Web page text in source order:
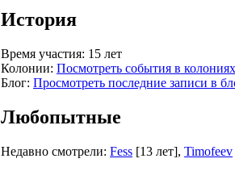
История
Время участия: 15 лет
Колонии: Посмотреть события в колониях
Блог: Просмотреть последние записи в
Любопытные
Недавно смотрели: Fess [13 лет], Timofeev